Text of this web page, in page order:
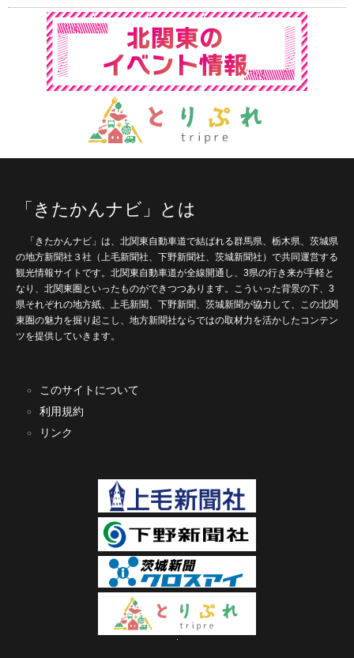
「きたかんナビ」とは
「きたかんナビ」は、北関東自動車道で結ばれる群馬県、栃木県、茨城県
の地方新聞社３社（上毛新聞社、下野新聞社、茨城新聞社）で共同運営する
観光情報サイトです。北関東自動車道が全線開通し、3県の行き来が手軽と
なり、北関東圏といったものができつつあります。こういった背景の下、3
県それぞれの地方紙、上毛新聞、下野新聞、茨城新聞が協力して、この北関
東圏の魅力を掘り起こし、地方新聞社ならではの取材力を活かしたコンテン
ツを提供していきます。
このサイトについて
利用規約
リンク